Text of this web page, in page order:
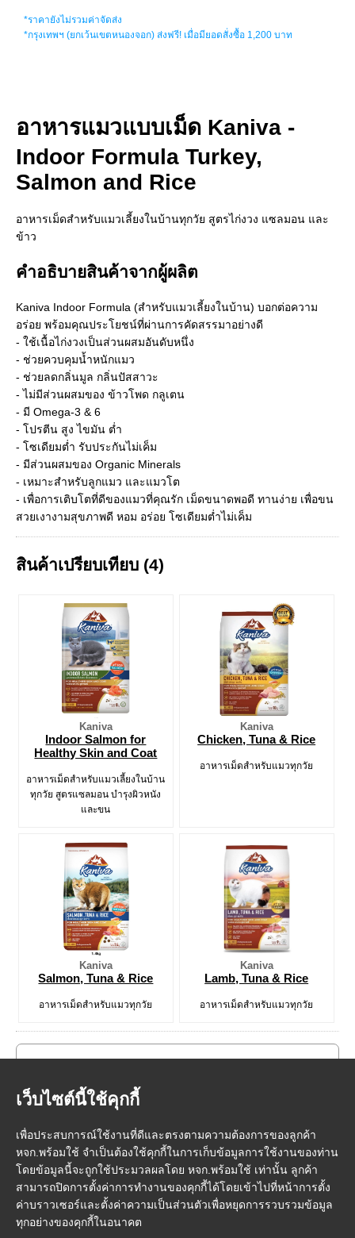
เว็บไซต์นี้ใช้คุกกี้
เพื่อประสบการณ์ใช้งานที่ดีและตรงตามความต้องการของลูกค้า
หจก.พร้อมใช้ จำเป็นต้องใช้คุกกี้ในการเก็บข้อมูลการใช้งานของท่าน
โดยข้อมูลนี้จะถูกใช้ประมวลผลโดย หจก.พร้อมใช้ เท่านั้น ลูกค้า
สามารถปิดการตั้งค่าการทำงานของคุกกี้ได้โดยเข้าไปที่หน้าการตั้ง
ค่าบราวเซอร์และตั้งค่าความเป็นส่วนตัวเพื่อหยุดการรวบรวมข้อมูล
ทุกอย่างของคุกกี้ในอนาคต
*ราคายังไม่รวมค่าจัดส่ง
*กรุงเทพฯ (ยกเว้นเขตหนองจอก) ส่งฟรี! เมื่อมียอดสั่งซื้อ 1,200 บาท
อาหารแมวแบบเม็ด Kaniva -
Indoor Formula Turkey,
Salmon and Rice
อาหารเม็ดสำหรับแมวเลี้ยงในบ้านทุกวัย สูตรไก่งวง แซลมอน และ
ข้าว
คำอธิบายสินค้าจากผู้ผลิต
Kaniva Indoor Formula (สำหรับแมวเลี้ยงในบ้าน) บอกต่อความ
อร่อย พร้อมคุณประโยชน์ที่ผ่านการคัดสรรมาอย่างดี
- ใช้เนื้อไก่งวงเป็นส่วนผสมอันดับหนึ่ง
- ช่วยควบคุมน้ำหนักแมว
- ช่วยลดกลิ่นมูล กลิ่นปัสสาวะ
- ไม่มีส่วนผสมของ ข้าวโพด กลูเตน
- มี Omega-3 & 6
- โปรตีน สูง ไขมัน ต่ำ
- โซเดียมต่ำ รับประกันไม่เค็ม
- มีส่วนผสมของ Organic Minerals
- เหมาะสำหรับลูกแมว และแมวโต
- เพื่อการเติบโตที่ดีของแมวที่คุณรัก เม็ดขนาดพอดี ทานง่าย เพื่อขน
สวยเงางามสุขภาพดี หอม อร่อย โซเดียมต่ำไม่เค็ม
สินค้าเปรียบเทียบ (4)
Kaniva
Indoor Salmon for
Healthy Skin and Coat
อาหารเม็ดสำหรับแมวเลี้ยงในบ้าน
ทุกวัย สูตรแซลมอน บำรุงผิวหนัง
และขน
Kaniva
Chicken, Tuna & Rice
อาหารเม็ดสำหรับแมวทุกวัย
Kaniva
Salmon, Tuna & Rice
อาหารเม็ดสำหรับแมวทุกวัย
Kaniva
Lamb, Tuna & Rice
อาหารเม็ดสำหรับแมวทุกวัย